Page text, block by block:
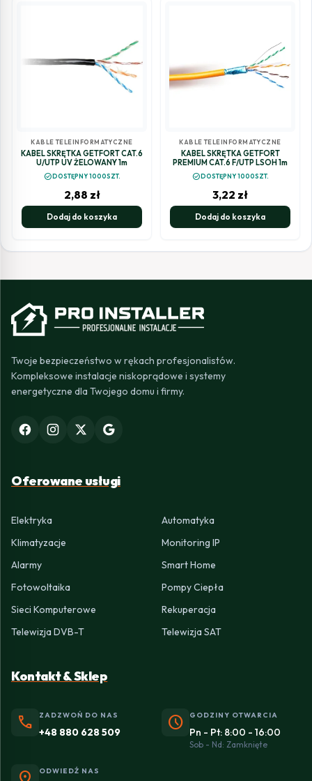
KABLE TELEINFORMATYCZNE
KABEL SKRĘTKA GETFORT CAT.6
U/UTP UV ŻELOWANY 1m
check_circleDOSTĘPNY 1000SZT.
2,88 zł
Dodaj do koszyka
KABLE TELEINFORMATYCZNE
KABEL SKRĘTKA GETFORT
PREMIUM CAT.6 F/UTP LSOH 1m
check_circleDOSTĘPNY 1000SZT.
3,22 zł
Dodaj do koszyka
Twoje bezpieczeństwo w rękach profesjonalistów.
Kompleksowe instalacje niskoprądowe i systemy
energetyczne dla Twojego domu i firmy.
Oferowane usługi
Elektryka
Automatyka
Klimatyzacje
Monitoring IP
Alarmy
Smart Home
Fotowoltaika
Pompy Ciepła
Sieci Komputerowe
Rekuperacja
Telewizja DVB-T
Telewizja SAT
Kontakt & Sklep
phone ZADZWOŃ DO NAS
+48 880 628 509 schedule GODZINY OTWARCIA
Pn - Pt: 8:00 - 16:00
Sob - Nd: Zamknięte
ODWIEDŹ NAS